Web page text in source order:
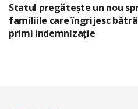
Statul pregătește un nou
familiile care îngrijesc
primi indemnizație